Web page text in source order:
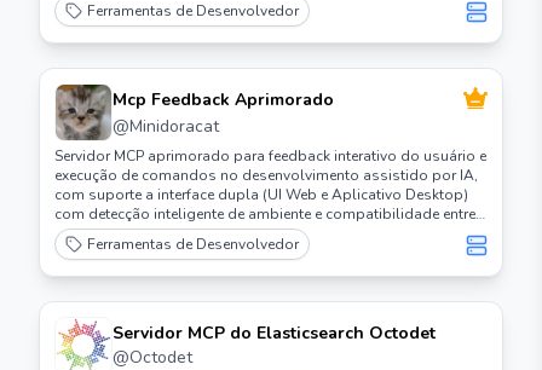
Ferramentas de Desenvolvedor
Mcp Feedback Aprimorado
@Minidoracat
Servidor MCP aprimorado para feedback interativo do usuário e
execução de comandos no desenvolvimento assistido por IA,
com suporte a interface dupla (UI Web e Aplicativo Desktop)
com detecção inteligente de ambiente e compatibilidade entre
plataformas.
Ferramentas de Desenvolvedor
Servidor MCP do Elasticsearch Octodet
@Octodet